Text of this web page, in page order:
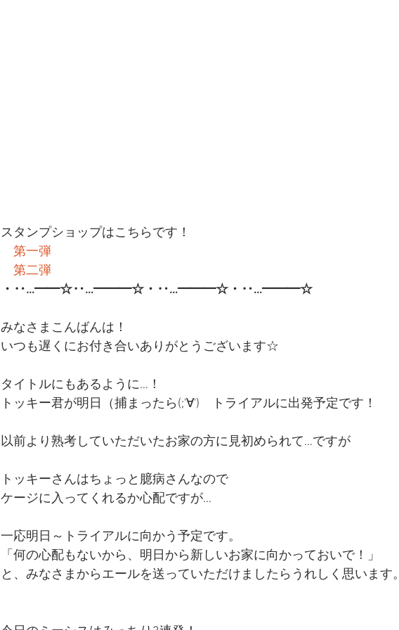
スタンプショップはこちらです！
第一弾
第二弾
・‥…━━☆‥…━━━☆・‥…━━━☆・‥…━━━☆
みなさまこんばんは！
いつも遅くにお付き合いありがとうございます☆
タイトルにもあるように…！
トッキー君が明日（捕まったら(;'∀')　トライアルに出発予定です！
以前より熟考していただいたお家の方に見初められて…ですが
トッキーさんはちょっと臆病さんなので
ケージに入ってくれるか心配ですが…
一応明日～トライアルに向かう予定です。
「何の心配もないから、明日から新しいお家に向かっておいで！」
と、みなさまからエールを送っていただけましたらうれしく思います。